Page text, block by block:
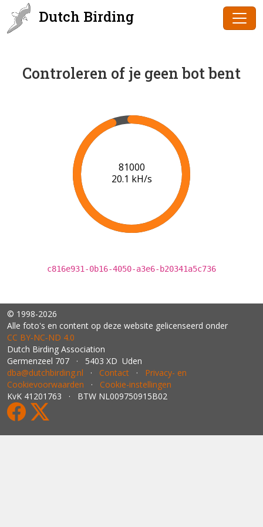
Dutch Birding
Controleren of je geen bot bent
82000
20.2 kH/s
c816e931-0b16-4050-a3e6-b20341a5c736
© 1998-2026
Alle foto's en content op deze website gelicenseerd onder
CC BY‑NC‑ND 4.0
Dutch Birding Association
Germenzeel 707 · 5403 XD Uden
dba@dutchbirding.nl · Contact · Privacy- en
Cookievoorwaarden · Cookie-instellingen
KvK 41201763 · BTW NL009750915B02